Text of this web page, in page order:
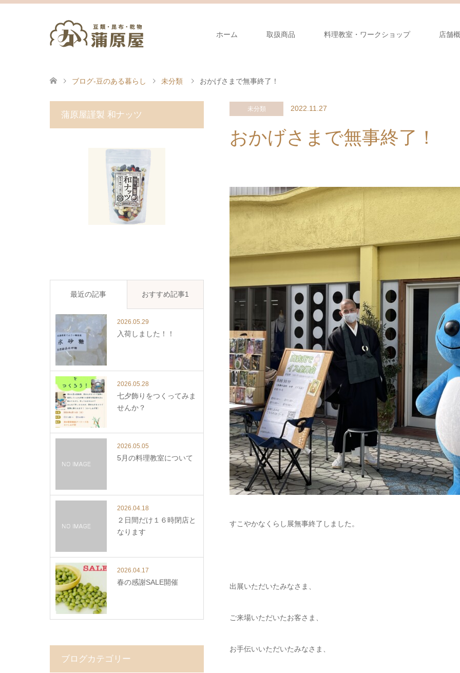
ホーム 取扱商品 料理教室・ワークショップ 店舗
ブログ-豆のある暮らし 未分類 おかげさまで無事終了！
未分類 2022.11.27
おかげさまで無事終了！
すこやかなくらし展無事終了しました。
出展いただいたみなさま、
ご来場いただいたお客さま、
お手伝いいただいたみなさま、
蒲原屋謹製 和ナッツ
最近の記事 おすすめ記事1
2026.05.29
入荷しました！！
2026.05.28
七夕飾りをつくってみま
せんか？
2026.05.05
5月の料理教室について
2026.04.18
２日間だけ１６時閉店と
なります
2026.04.17
春の感謝SALE開催
ブログカテゴリー